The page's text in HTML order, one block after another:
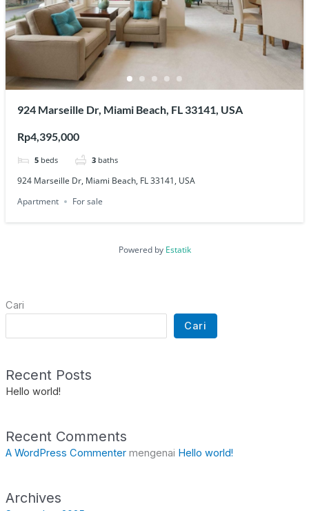
924 Marseille Dr, Miami Beach, FL 33141, USA
Rp4,395,000
5 beds 3 baths
924 Marseille Dr, Miami Beach, FL 33141, USA
Apartment
For sale
Powered by Estatik
Cari
Cari
Recent Posts
Hello world!
Recent Comments
A WordPress Commentermengenai Hello world!
Archives